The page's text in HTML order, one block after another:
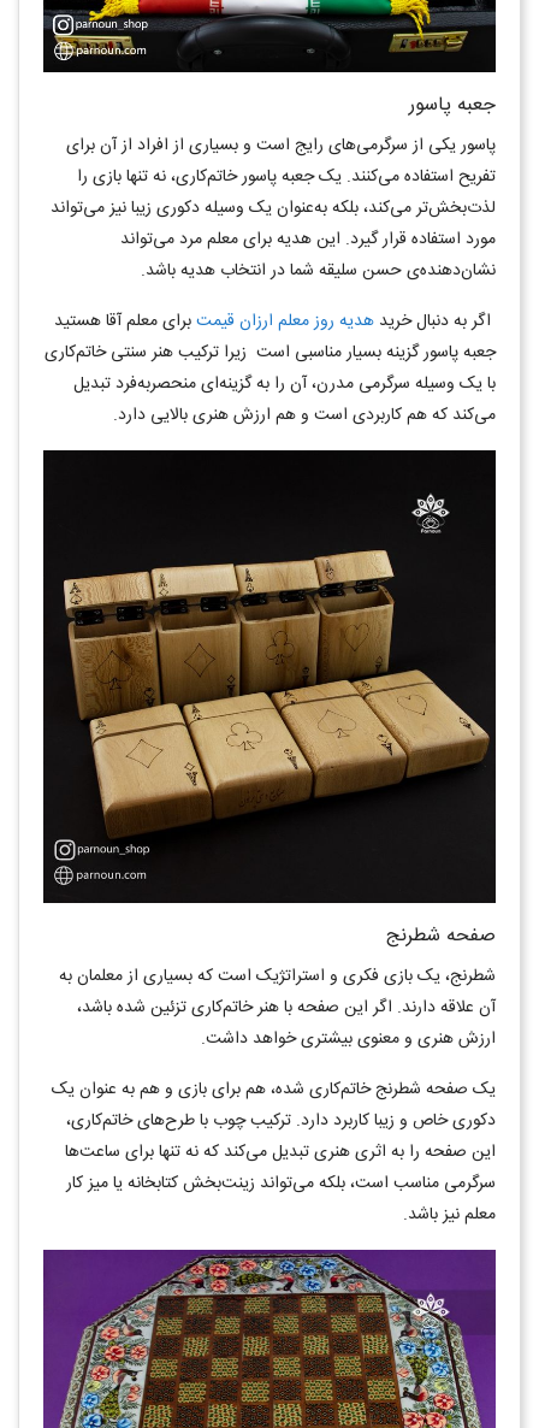
جعبه پاسور
پاسور یکی از سرگرمی‌های رایج است و بسیاری از افراد از آن برای
تفریح استفاده می‌کنند. یک جعبه پاسور خاتم‌کاری، نه تنها بازی را
لذت‌بخش‌تر می‌کند، بلکه به‌عنوان یک وسیله دکوری زیبا نیز می‌تواند
مورد استفاده قرار گیرد. این هدیه برای معلم مرد می‌تواند
نشان‌دهنده‌ی حسن سلیقه شما در انتخاب هدیه باشد.
اگر به دنبال خرید هدیه روز معلم ارزان قیمتبرای معلم آقا هستید
جعبه پاسور گزینه بسیار مناسبی است زیرا ترکیب هنر سنتی خاتم‌کاری
با یک وسیله سرگرمی مدرن، آن را به گزینه‌ای منحصربه‌فرد تبدیل
می‌کند که هم کاربردی است و هم ارزش هنری بالایی دارد.
صفحه شطرنج
شطرنج، یک بازی فکری و استراتژیک است که بسیاری از معلمان به
آن علاقه دارند. اگر این صفحه با هنر خاتم‌کاری تزئین شده باشد،
ارزش هنری و معنوی بیشتری خواهد داشت.
یک صفحه شطرنج خاتم‌کاری شده، هم برای بازی و هم به عنوان یک
دکوری خاص و زیبا کاربرد دارد. ترکیب چوب با طرح‌های خاتم‌کاری،
این صفحه را به اثری هنری تبدیل می‌کند که نه تنها برای ساعت‌ها
سرگرمی مناسب است، بلکه می‌تواند زینت‌بخش کتابخانه یا میز کار
معلم نیز باشد.